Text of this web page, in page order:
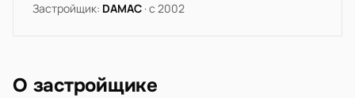
Застройщик: DAMAC · с 2002
О застройщике